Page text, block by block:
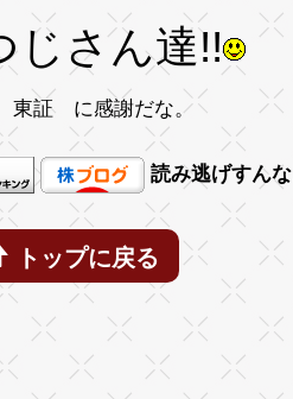
さん達!!
東証 に感謝だな。
読み逃げすんな
トップに戻る